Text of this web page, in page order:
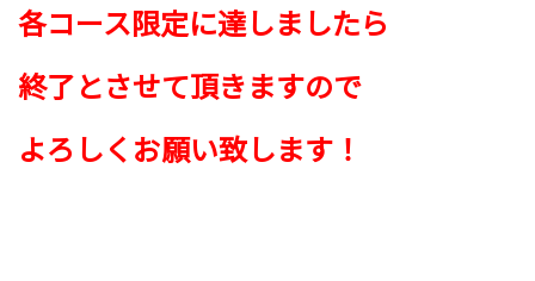
各コース限定に達しましたら
終了とさせて頂きますので
よろしくお願い致します！